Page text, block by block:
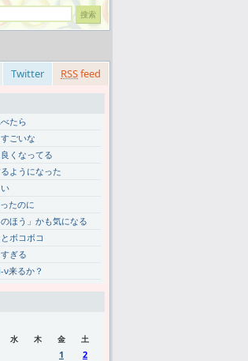
RSSfeed
Twitter
たら
ごいな
くなってる
ようになった
たのに
ほう」かも気になる
ボコボコ
ぎる
来るか？
水 木 金 土
1
2